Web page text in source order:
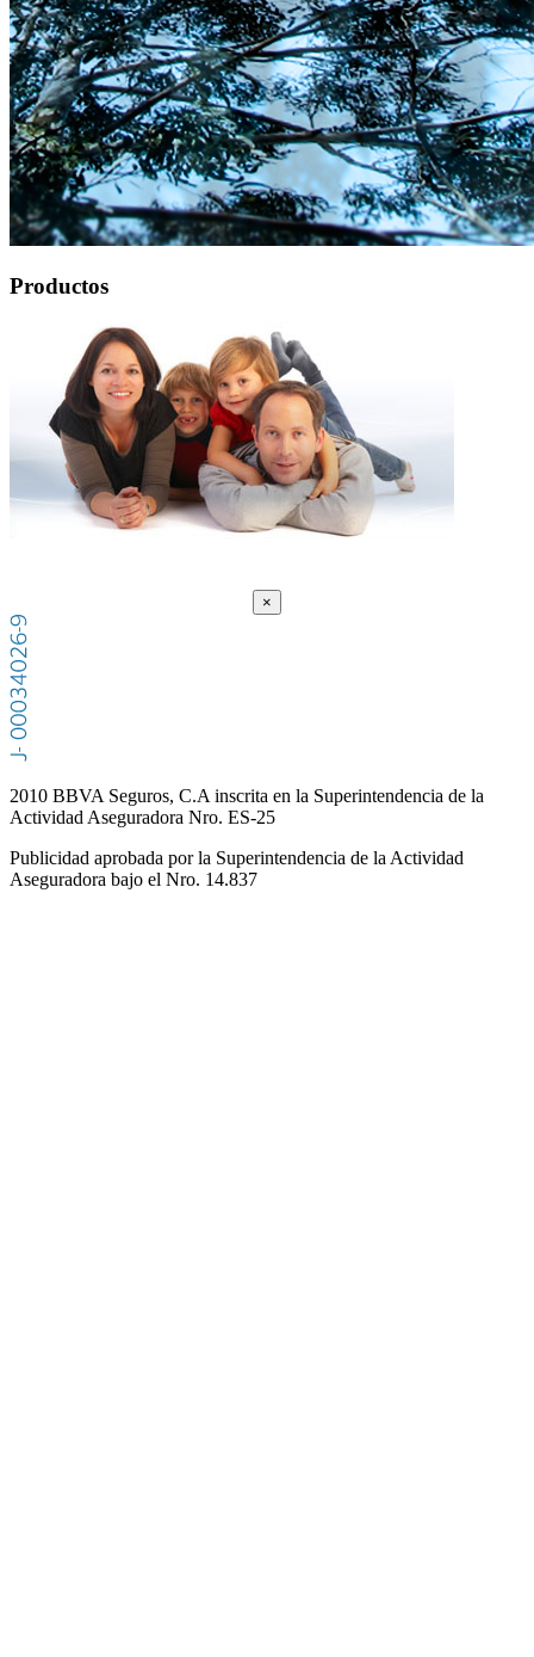
Productos
×
2010 BBVA Seguros, C.A inscrita en la Superintendencia de la
Actividad Aseguradora Nro. ES-25
Publicidad aprobada por la Superintendencia de la Actividad
Aseguradora bajo el Nro. 14.837